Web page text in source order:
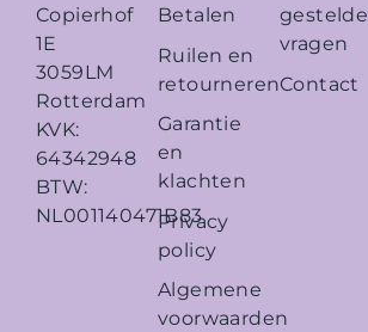
Copierhof
1E
3059LM
Rotterdam
KVK:
64342948
BTW:
NL001140471B83
Betalen
Ruilen en
retourneren
Garantie
en
klachten
Privacy
policy
Algemene
voorwaarden
gestelde
vragen
Contact